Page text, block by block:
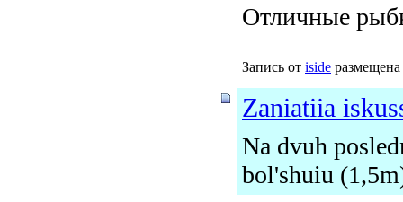
Отличные
Запись от iside
Zaniatiia
Na dvuh
bol'shuiu